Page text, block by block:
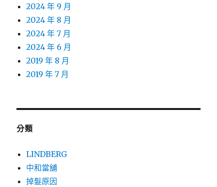
2024 年 9 月
2024 年 8 月
2024 年 7 月
2024 年 6 月
2019 年 8 月
2019 年 7 月
分類
LINDBERG
中和當舖
掉髮原因